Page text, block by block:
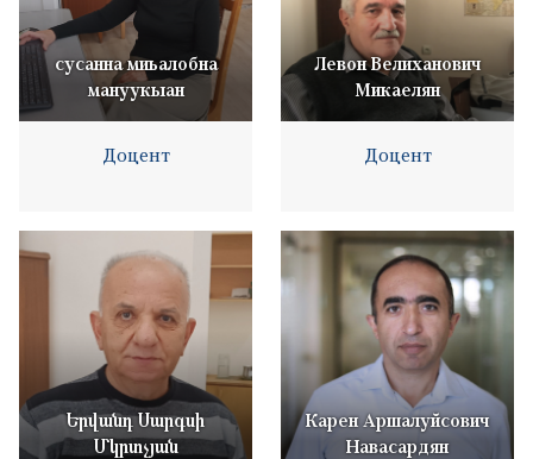
сусанна миьалобна
мануукыан
Доцент
Левон Велиханович
Микаелян
Доцент
Երվանդ Սարգսի
Մկրտչյան
Карен Аршалуйсович
Навасардян